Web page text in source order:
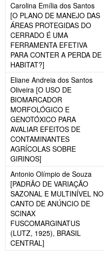
Carolina Emília dos Santos
[O PLANO DE MANEJO DAS
ÁREAS PROTEGIDAS DO
CERRADO É UMA
FERRAMENTA EFETIVA
PARA CONTER A PERDA DE
HABITAT?]
Eliane Andreia dos Santos
Oliveira [O USO DE
BIOMARCADOR
MORFOLÓGICO E
GENOTÓXICO PARA
AVALIAR EFEITOS DE
CONTAMINANTES
AGRÍCOLAS SOBRE
GIRINOS]
Antonio Olímpio de Souza
[PADRÃO DE VARIAÇÃO
SAZONAL E MULTINÍVEL NO
CANTO DE ANÚNCIO DE
SCINAX
FUSCOMARGINATUS
(LUTZ, 1925), BRASIL
CENTRAL]